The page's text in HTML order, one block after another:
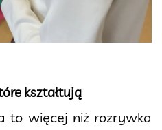
kształtują
to więcej niż rozrywka